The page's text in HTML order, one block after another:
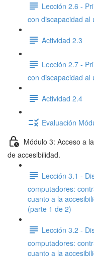
Lección 2.6 -
con discapacidad al
Actividad 2.3
Lección 2.7 -
con discapacidad al
Actividad 2.4
Evaluación
Módulo 3: Acceso a
de accesibilidad.
Lección 3.1 -
computadores:
cuanto a la
(parte 1 de 2)
Lección 3.2 -
computadores:
cuanto a la